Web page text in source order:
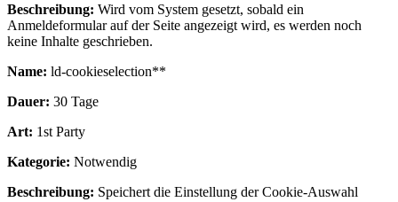
Beschreibung: Wird vom System gesetzt, sobald ein
Anmeldeformular auf der Seite angezeigt wird, es werden noch
keine Inhalte geschrieben.
Name: ld-cookieselection**
Dauer: 30 Tage
Art: 1st Party
Kategorie: Notwendig
Beschreibung: Speichert die Einstellung der Cookie-Auswahl